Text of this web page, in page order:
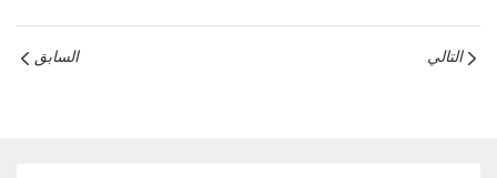
السابق التالي